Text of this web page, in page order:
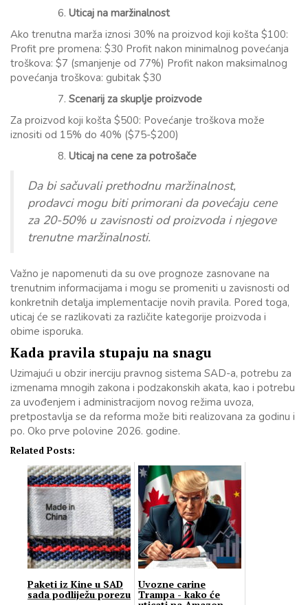
Uticaj na maržinalnost
Ako trenutna marža iznosi 30% na proizvod koji košta $100:
Profit pre promena: $30 Profit nakon minimalnog povećanja
troškova: $7 (smanjenje od 77%) Profit nakon maksimalnog
povećanja troškova: gubitak $30
Scenarij za skuplje proizvode
Za proizvod koji košta $500: Povećanje troškova može
iznositi od 15% do 40% ($75-$200)
Uticaj na cene za potrošače
Da bi sačuvali prethodnu maržinalnost,
prodavci mogu biti primorani da povećaju cene
za 20-50% u zavisnosti od proizvoda i njegove
trenutne maržinalnosti.
Važno je napomenuti da su ove prognoze zasnovane na
trenutnim informacijama i mogu se promeniti u zavisnosti od
konkretnih detalja implementacije novih pravila. Pored toga,
uticaj će se razlikovati za različite kategorije proizvoda i
obime isporuka.
Kada pravila stupaju na snagu
Uzimajući u obzir inerciju pravnog sistema SAD-a, potrebu za
izmenama mnogih zakona i podzakonskih akata, kao i potrebu
za uvođenjem i administracijom novog režima uvoza,
pretpostavlja se da reforma može biti realizovana za godinu i
po. Oko prve polovine 2026. godine.
Related Posts:
Paketi iz Kine u SAD
sada podliježu porezu
Uvozne carine
Trampa - kako će